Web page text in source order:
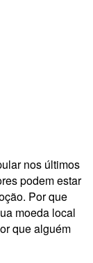
nos últimos
podem estar
Por que
moeda local
que alguém